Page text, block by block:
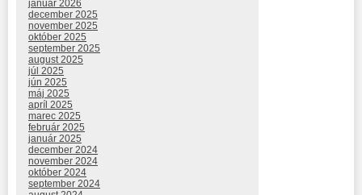
január 2026
december 2025
november 2025
október 2025
september 2025
august 2025
júl 2025
jún 2025
máj 2025
apríl 2025
marec 2025
február 2025
január 2025
december 2024
november 2024
október 2024
september 2024